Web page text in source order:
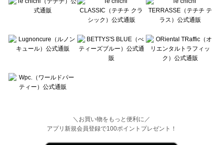
＼お買い物をもっと便利に／
アプリ新規会員登録で100ポイントプレゼント！